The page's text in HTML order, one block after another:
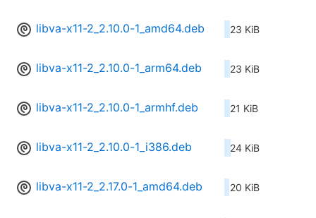
libva-x11-2_2.10.0-1_amd64.deb 23 KiB
libva-x11-2_2.10.0-1_arm64.deb 23 KiB
libva-x11-2_2.10.0-1_armhf.deb 21 KiB
libva-x11-2_2.10.0-1_i386.deb 24 KiB
libva-x11-2_2.17.0-1_amd64.deb 20 KiB